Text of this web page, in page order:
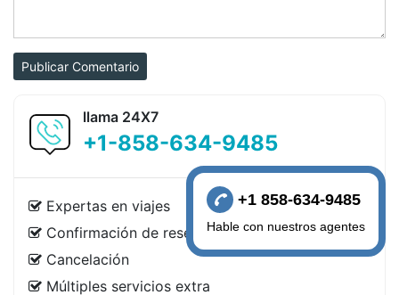
Publicar Comentario
llama 24X7
+1-858-634-9485
Expertas en viajes
Confirmación de reserva
Cancelación
Múltiples servicios extra
+1 858-634-9485
Hable con nuestros agentes